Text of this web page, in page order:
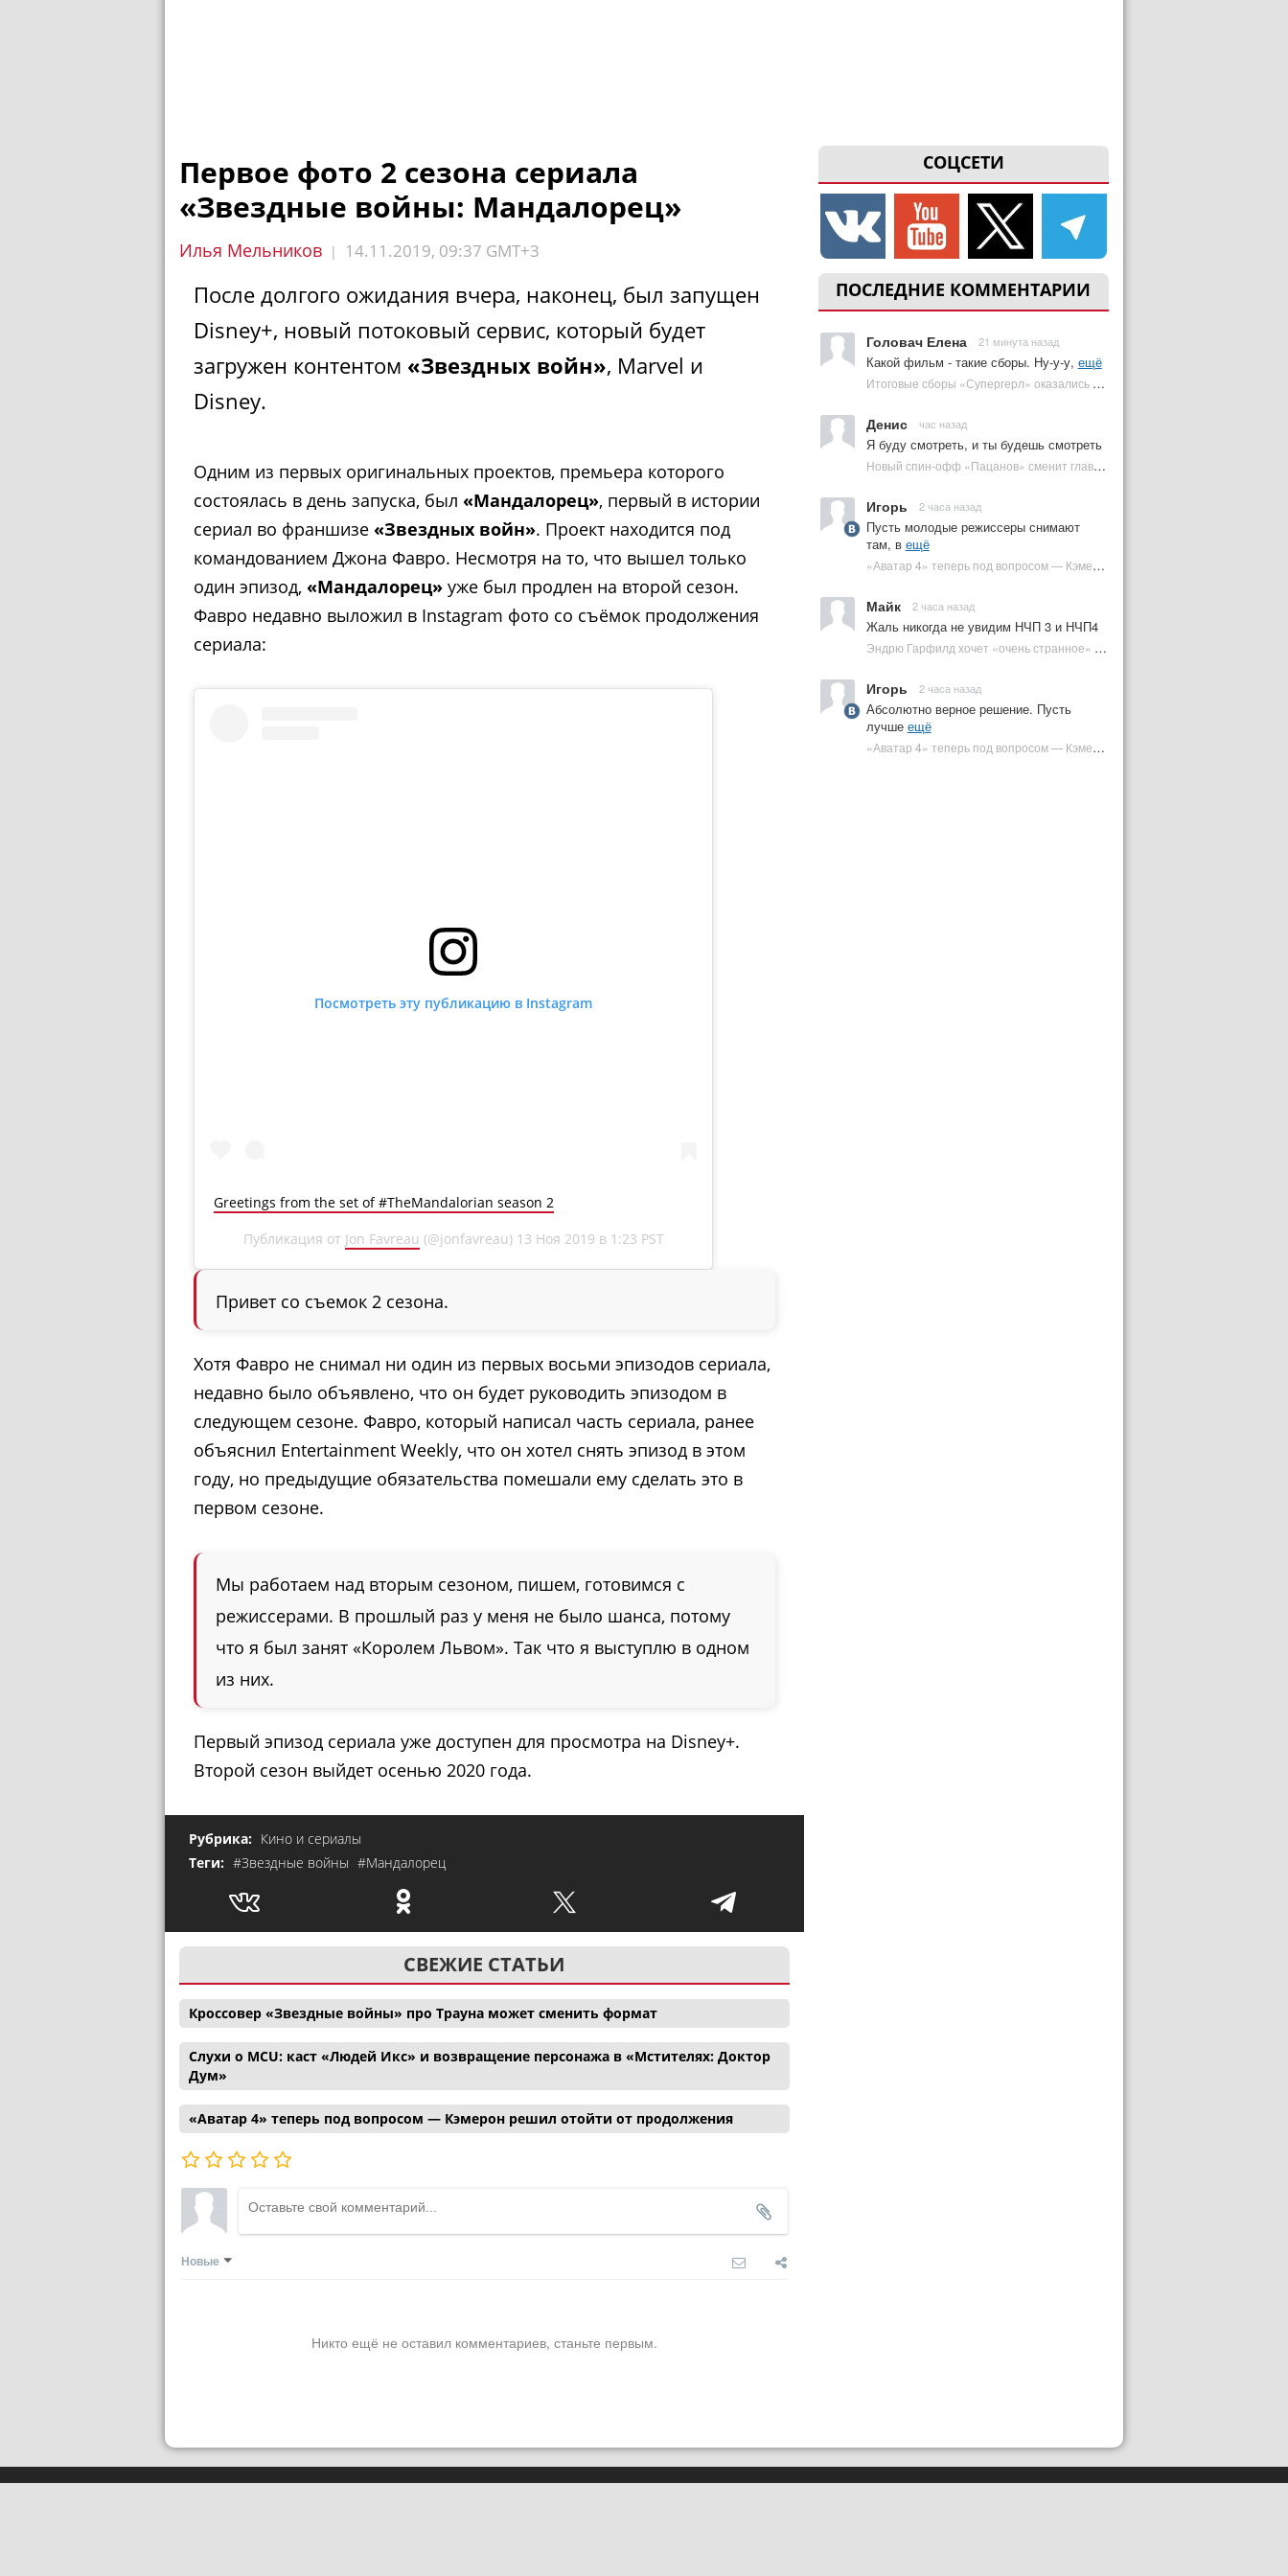
СОЦСЕТИ
ПОСЛЕДНИЕ КОММЕНТАРИИ
Головач Елена 21 минута назад
Какой фильм - такие сборы. Ну-у-у, ещё
Итоговые сборы «Супергерл» оказались худшими для DC за два десятилетия | Plugged In Ru
Денис час назад
Я буду смотреть, и ты будешь смотреть
Новый спин-офф «Пацанов» сменит главного героя | Plugged In Ru
Игорь 2 часа назад
Пусть молодые режиссеры снимают
там, в ещё
«Аватар 4» теперь под вопросом — Кэмерон решил отойти от продолжения | Plugged In Ru
Майк 2 часа назад
Жаль никогда не увидим НЧП 3 и НЧП4
Эндрю Гарфилд хочет «очень странное» возвращение Человека-паука в MCU | Plugged In Ru
Игорь 2 часа назад
Абсолютно верное решение. Пусть
лучше ещё
«Аватар 4» теперь под вопросом — Кэмерон решил отойти от продолжения | Plugged In Ru
Первое фото 2 сезона сериала
«Звездные войны: Мандалорец»
Илья Мельников | 14.11.2019, 09:37 GMT+3
После долгого ожидания вчера, наконец, был запущен
Disney+, новый потоковый сервис, который будет
загружен контентом «Звездных войн», Marvel и
Disney.
Одним из первых оригинальных проектов, премьера которого
состоялась в день запуска, был «Мандалорец», первый в истории
сериал во франшизе «Звездных войн». Проект находится под
командованием Джона Фавро. Несмотря на то, что вышел только
один эпизод, «Мандалорец» уже был продлен на второй сезон.
Фавро недавно выложил в Instagram фото со съёмок продолжения
сериала:
Посмотреть эту публикацию в Instagram
Greetings from the set of #TheMandalorian season 2
Публикация от Jon Favreau (@jonfavreau) 13 Ноя 2019 в 1:23 PST
Привет со съемок 2 сезона.
Хотя Фавро не снимал ни один из первых восьми эпизодов сериала,
недавно было объявлено, что он будет руководить эпизодом в
следующем сезоне. Фавро, который написал часть сериала, ранее
объяснил Entertainment Weekly, что он хотел снять эпизод в этом
году, но предыдущие обязательства помешали ему сделать это в
первом сезоне.
Мы работаем над вторым сезоном, пишем, готовимся с
режиссерами. В прошлый раз у меня не было шанса, потому
что я был занят «Королем Львом». Так что я выступлю в одном
из них.
Первый эпизод сериала уже доступен для просмотра на Disney+.
Второй сезон выйдет осенью 2020 года.
Рубрика: Кино и сериалы
Теги: #Звездные войны #Мандалорец
СВЕЖИЕ СТАТЬИ
Кроссовер «Звездные войны» про Трауна может сменить формат
Слухи о MCU: каст «Людей Икс» и возвращение персонажа в «Мстителях: Доктор
Дум»
«Аватар 4» теперь под вопросом — Кэмерон решил отойти от продолжения
Новые
Никто ещё не оставил комментариев, станьте первым.